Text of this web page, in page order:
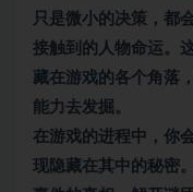
只是微小的决策，都
接触到的人物命运。
藏在游戏的各个角落
能力去发掘。
在游戏的进程中，你
现隐藏在其中的秘密